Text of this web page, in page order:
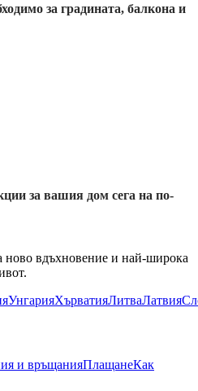
за градината, балкона и
за вашия дом сега на по-
ново вдъхновение и най-широка
УнгарияХърватияЛитваЛатвия
и връщанияПлащанеКак